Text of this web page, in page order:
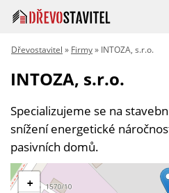
Dřevostavitel » Firmy» INTOZA, s.r.o.
INTOZA, s.r.o.
Specializujeme se na
snížení energetické
pasivních domů.
+